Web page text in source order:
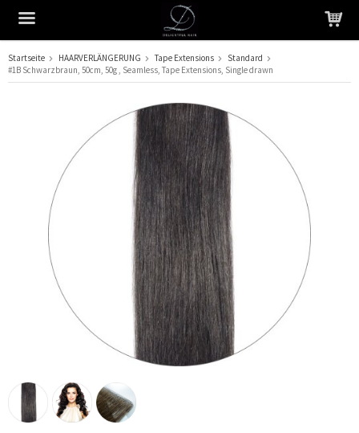
Das Produkt wurde in Ihren Warenkorb gelegt
Startseite HAARVERLÄNGERUNG Tape Extensions
Standard
#1B Schwarzbraun, 50cm, 50g , Seamless, Tape Extensions, Single drawn